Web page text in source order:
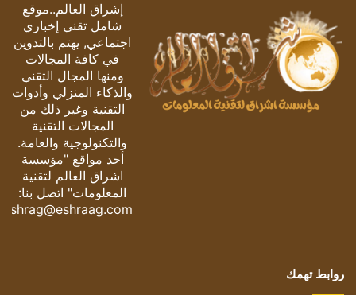
إشراق العالم..موقع
شامل تقني إخباري
اجتماعي, يهتم بالتدوين
في كافة المجالات
ومنها المجال التقني
والذكاء المنزلي وأدوات
التقنية وغير ذلك من
المجالات التقنية
والتكنولوجية والعامة.
أحد مواقع "مؤسسة
اشراق العالم لتقنية
المعلومات" اتصل بنا:
eshrag@eshraag.com
روابط تهمك